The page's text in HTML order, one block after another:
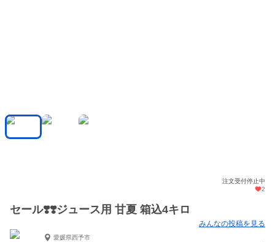
注文受付停止中
2
セール❣️❣️ジュース用 甘夏 箱込4キロ
みんなの投稿を見る
愛媛県西予市